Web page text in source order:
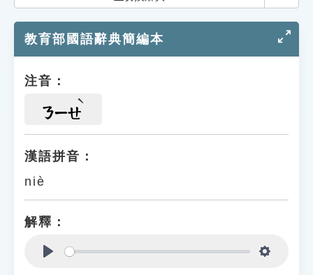
教育部國語辭典簡編本
注音：
ㄋㄧㄝ
漢語拼音：
niè
解釋：